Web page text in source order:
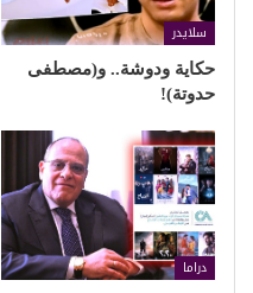
سلايدر
حكاية ودوشة.. و(مصطفى
حدوتة)!
دراما